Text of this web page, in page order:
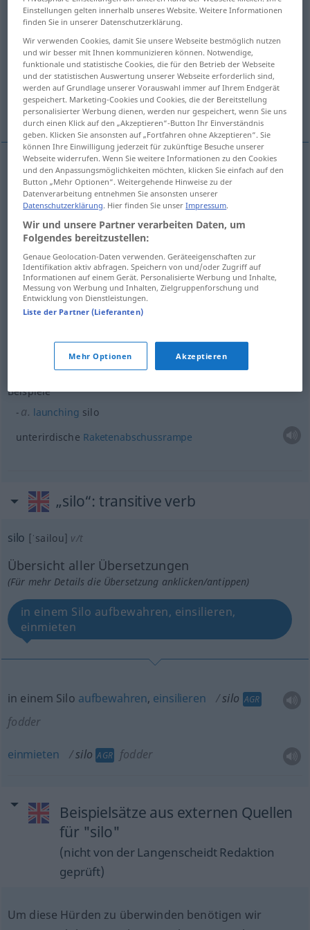
Übersicht aller Übersetzungen
(Für mehr Details die Übersetzung anklicken/antippen)
Silo, Erdsilo, Getreide-, Futtergrube, Miete
Silo Weitere Beispiele...
Silom silo AGR
Erdsilom silo
Getreide-, Futtergrube
Mietef silo AGR
Beispiele
a. launching silo
unterirdische Raketenabschussrampe
„silo“: transitive verb
silo [ˈsailou] v/t
Übersicht aller Übersetzungen
(Für mehr Details die Übersetzung anklicken/antippen)
in einem Silo aufbewahren, einsilieren,
einmieten
in einem Silo aufbewahren, einsilieren silo AGR
fodder
einmieten silo AGR fodder
Beispielsätze aus externen Quellen
für "silo"
(nicht von der Langenscheidt Redaktion
geprüft)
Um diese Hürden zu überwinden benötigen wir
Einstellungen gelten innerhalb unseres Website. Weitere Informationen
finden Sie in unserer Datenschutzerklärung.
Wir verwenden Cookies, damit Sie unsere Webseite bestmöglich nutzen
und wir besser mit Ihnen kommunizieren können. Notwendige,
funktionale und statistische Cookies, die für den Betrieb der Webseite
und der statistischen Auswertung unserer Webseite erforderlich sind,
werden auf Grundlage unserer Vorauswahl immer auf Ihrem Endgerät
gespeichert. Marketing-Cookies und Cookies, die der Bereitstellung
personalisierter Werbung dienen, werden nur gespeichert, wenn Sie uns
durch einen Klick auf den „Akzeptieren“-Button Ihr Einverständnis
geben. Klicken Sie ansonsten auf „Fortfahren ohne Akzeptieren“. Sie
können Ihre Einwilligung jederzeit für zukünftige Besuche unserer
Webseite widerrufen. Wenn Sie weitere Informationen zu den Cookies
und den Anpassungsmöglichkeiten möchten, klicken Sie einfach auf den
Button „Mehr Optionen“. Weitergehende Hinweise zu der
Datenverarbeitung entnehmen Sie ansonsten unserer
Datenschutzerklärung. Hier finden Sie unserImpressum.
Wir und unsere Partner verarbeiten Daten, um
Folgendes bereitzustellen:
Genaue Geolocation-Daten verwenden. Geräteeigenschaften zur
Identifikation aktiv abfragen. Speichern von und/oder Zugriff auf
Informationen auf einem Gerät. Personalisierte Werbung und Inhalte,
Messung von Werbung und Inhalten, Zielgruppenforschung und
Entwicklung von Dienstleistungen.
Liste der Partner (Lieferanten)
Mehr Optionen Akzeptieren